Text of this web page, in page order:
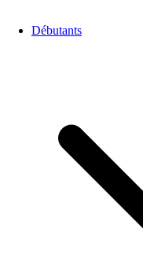
Débutants